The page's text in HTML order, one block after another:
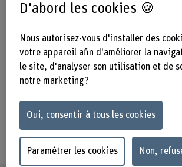
recherche
D'abord les cookies 🍪
Nous autorisez-vous d'installer des
votre appareil afin d'améliorer la
le site, d'analyser son utilisation et de
notre marketing ?
Oui, consentir à tous les cookies
Paramétrer les cookies Non,